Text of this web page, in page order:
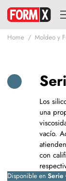
Home Moldeo y
Los
una
vacío.
con
Disponible en Serie